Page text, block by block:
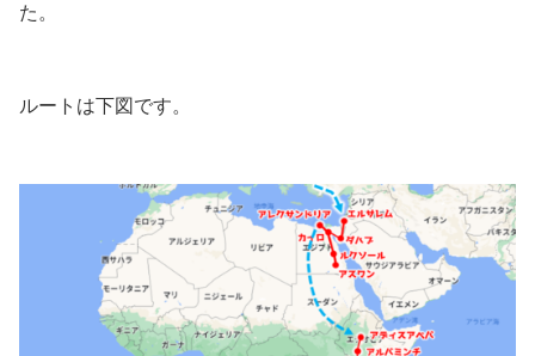
た。
ルートは下図です。